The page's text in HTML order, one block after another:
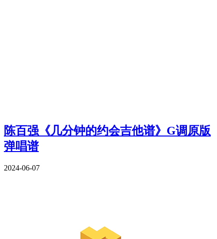
陈百强《几分钟的约会吉他谱》G调原版
弹唱谱
2024-06-07